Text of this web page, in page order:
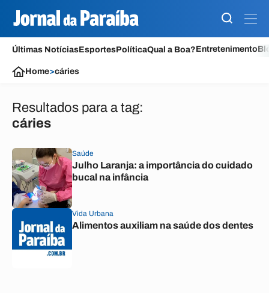
Últimas NotíciasEsportesPolíticaQual a Boa?Entretenimento
Home>cáries
Resultados para a tag:
cáries
Saúde
Julho Laranja: a importância do cuidado
bucal na infância
Vida Urbana
Alimentos auxiliam na saúde dos dentes